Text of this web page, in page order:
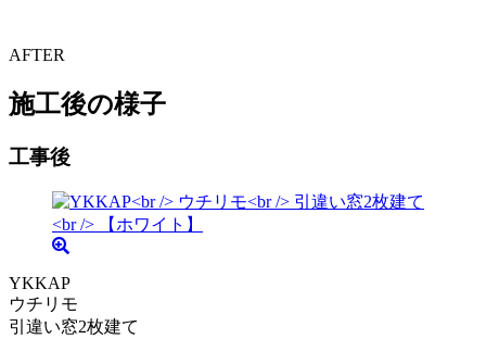
AFTER
施工後の様子
工事後
YKKAP
ウチリモ
引違い窓2枚建て